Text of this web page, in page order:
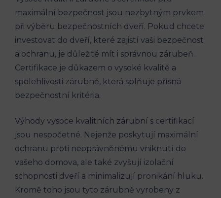
maximální bezpečnost jsou nezbytným prvkem
při výběru bezpečnostních dveří. Pokud chcete
investovat do dveří, které zajistí vaši bezpečnost
a ochranu, je důležité mít i správnou zárubeň.
Certifikace je důkazem o vysoké kvalitě a
spolehlivosti zárubně, která splňuje přísná
bezpečnostní kritéria.
Výhody vysoce kvalitních zárubní s certifikací
jsou nespočetné. Nejenže poskytují maximální
ochranu proti neoprávněnému vniknutí do
vašeho domova, ale také zvyšují izolační
schopnosti dveří a minimalizují pronikání hluku.
Kromě toho jsou tyto zárubně vyrobeny z